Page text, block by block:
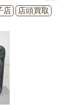
店 店頭買取